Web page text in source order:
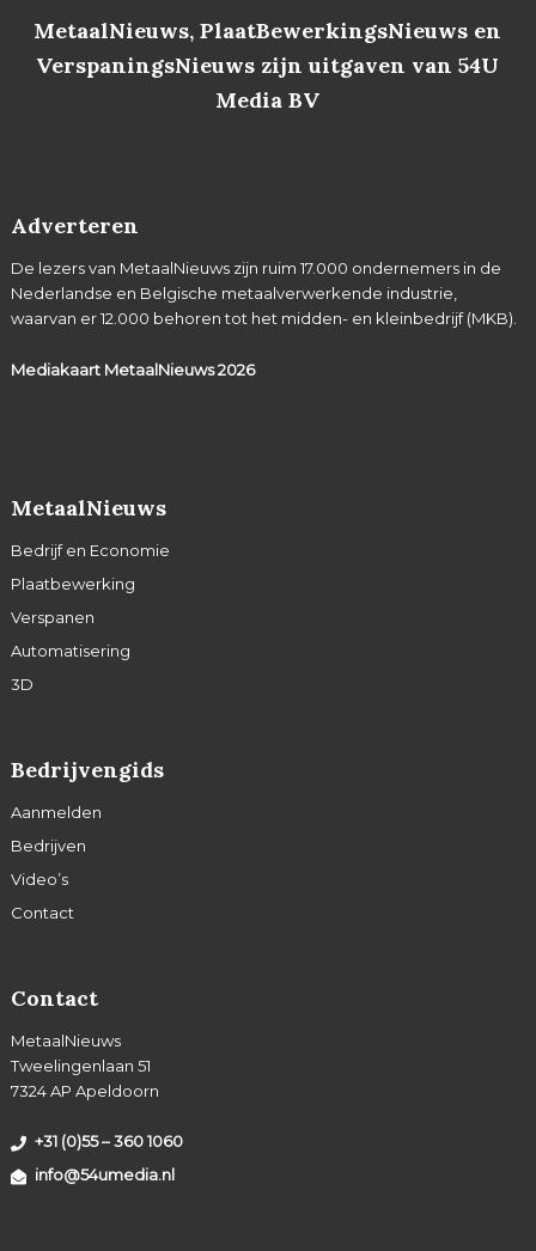
MetaalNieuws, PlaatBewerkingsNieuws en
VerspaningsNieuws zijn uitgaven van 54U
Media BV
Adverteren
De lezers van MetaalNieuws zijn ruim 17.000 ondernemers in de
Nederlandse en Belgische metaalverwerkende industrie,
waarvan er 12.000 behoren tot het midden- en kleinbedrijf (MKB).
Mediakaart MetaalNieuws2026
MetaalNieuws
Bedrijf en Economie
Plaatbewerking
Verspanen
Automatisering
3D
Bedrijvengids
Aanmelden
Bedrijven
Video’s
Contact
Contact
MetaalNieuws
Tweelingenlaan 51
7324 AP Apeldoorn
+31 (0)55 – 360 1060
info@54umedia.nl